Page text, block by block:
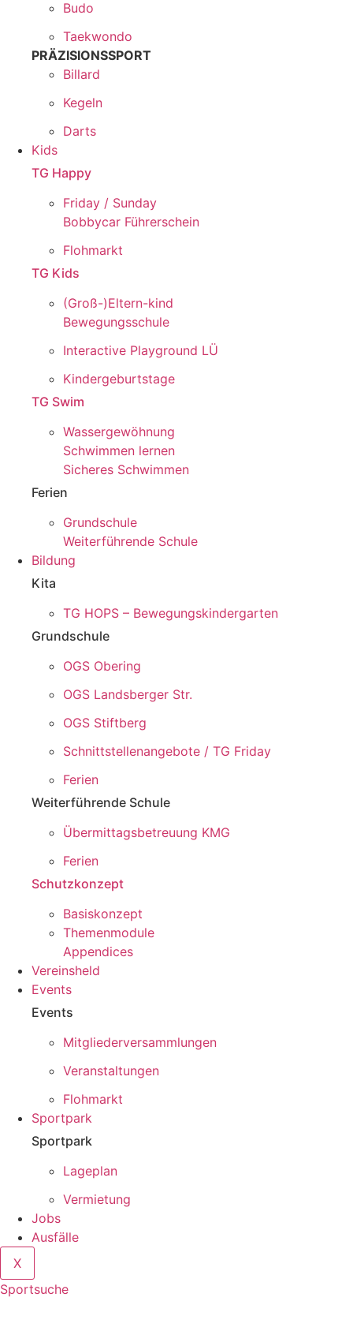
Budo
Taekwondo
PRÄZISIONSSPORT
Billard
Kegeln
Darts
Kids
TG Happy
Friday / Sunday
Bobbycar Führerschein
Flohmarkt
TG Kids
(Groß-)Eltern-kind
Bewegungsschule
Interactive Playground LÜ
Kindergeburtstage
TG Swim
Wassergewöhnung
Schwimmen lernen
Sicheres Schwimmen
Ferien
Grundschule
Weiterführende Schule
Bildung
Kita
TG HOPS – Bewegungskindergarten
Grundschule
OGS Obering
OGS Landsberger Str.
OGS Stiftberg
Schnittstellenangebote / TG Friday
Ferien
Weiterführende Schule
Übermittagsbetreuung KMG
Ferien
Schutzkonzept
Basiskonzept
Themenmodule
Appendices
Vereinsheld
Events
Events
Mitgliederversammlungen
Veranstaltungen
Flohmarkt
Sportpark
Sportpark
Lageplan
Vermietung
Jobs
Ausfälle
X
Sportsuche